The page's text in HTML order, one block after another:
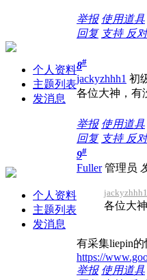
举报 使用道具
回复 支持 反对
个人资料
主题列表
发消息
8#
jackyzhhh1 初
各位大神，有
举报 使用道具
回复 支持 反对
个人资料
主题列表
发消息
9#
Fuller 管理员
各位大
有采集liepin
https://
举报 使用道具